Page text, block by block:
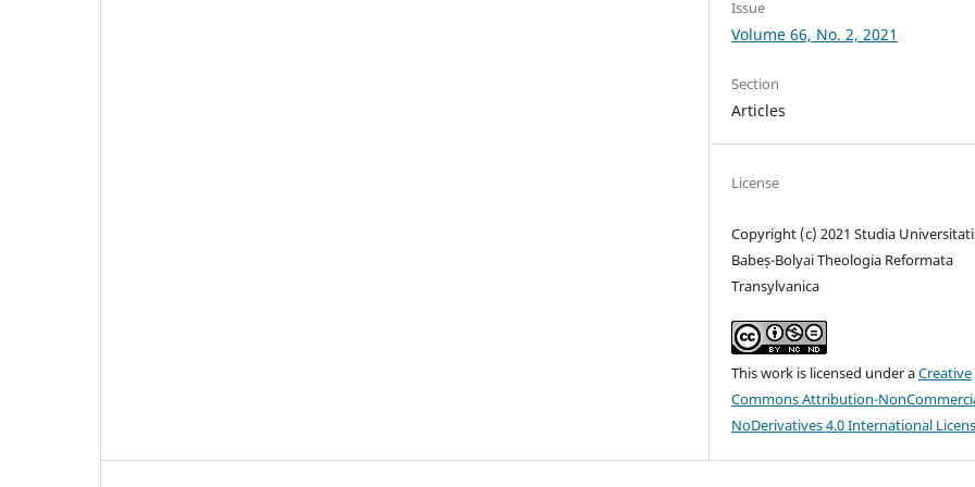
Issue
Volume 66, No. 2, 2021
Section
Articles
License
Copyright (c) 2021 Studia
Babeș-Bolyai Theologia Reformata
Transylvanica
This work is licensed under aCreative
Commons Attribution-
NoDerivatives 4.0 International